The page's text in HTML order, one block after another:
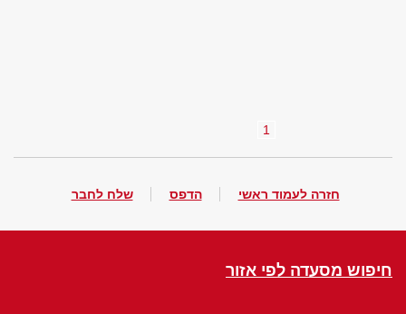
1
חזרה לעמוד ראשי הדפס שלח לחבר
חיפוש מסעדה לפי אזור